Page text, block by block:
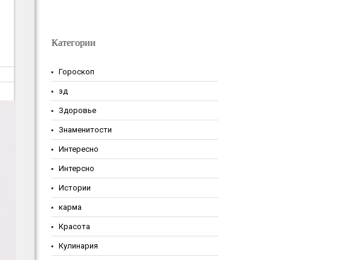
Категории
Гороскоп
зд
Здоровье
Знаменитости
Интересно
Интерсно
Истории
карма
Красота
Кулинария